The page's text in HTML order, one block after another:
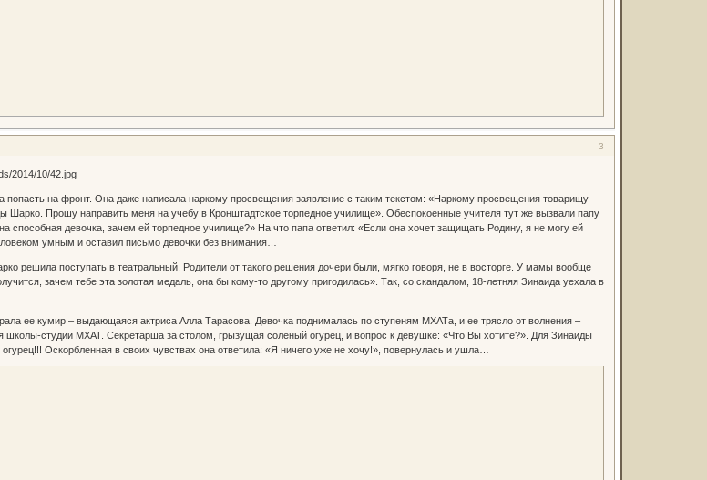
3
попасть на фронт. Она даже написала наркому просвещения заявление с таким текстом: «Наркому просвещения товарищу
Шарко. Прошу направить меня на учебу в Кронштадтское торпедное училище». Обеспокоенные учителя тут же вызвали папу
способная девочка, зачем ей торпедное училище?» На что папа ответил: «Если она хочет защищать Родину, я не могу ей
умным и оставил письмо девочки без внимания…
решила поступать в театральный. Родители от такого решения дочери были, мягко говоря, не в восторге. У мамы вообще
зачем тебе эта золотая медаль, она бы кому-то другому пригодилась». Так, со скандалом, 18-летняя Зинаида уехала в
ее кумир – выдающаяся актриса Алла Тарасова. Девочка поднималась по ступеням МХАТа, и ее трясло от волнения –
школы-студии МХАТ. Секретарша за столом, грызущая соленый огурец, и вопрос к девушке: «Что Вы хотите?». Для Зинаиды
Оскорбленная в своих чувствах она ответила: «Я ничего уже не хочу!», повернулась и ушла…